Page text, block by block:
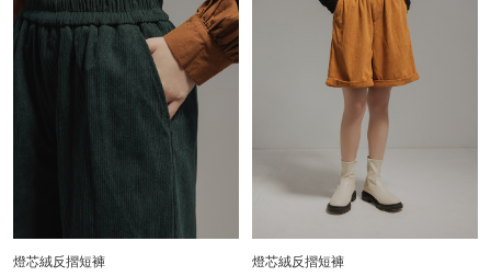
燈芯絨反摺短褲
燈芯絨反摺短褲